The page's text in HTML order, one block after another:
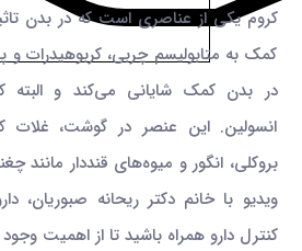
کروم یکی از عناصری است که در بدن
کمک به متابولیسم چربی، کربوهیدرات
در بدن کمک شایانی می‌کند و
انسولین. این عنصر در گوشت، غلات
بروکلی، انگور و میوه‌های قنددار مانند
ویدیو با خانم دکتر ریحانه صبوریان،
کنترل دارو همراه باشید تا از اهمیت